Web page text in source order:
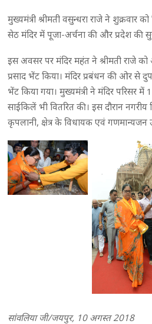
मुख्यमंत्री श्रीमती वसुन्धरा राजे ने शुक्रवार
सेठ मंदिर में पूजा-अर्चना की और प्रदेश की
इस अवसर पर मंदिर महंत ने श्रीमती राजे
प्रसाद भेंट किया। मंदिर प्रबंधन की ओर से
भेंट किया गया। मुख्यमंत्री ने मंदिर परिसर में
साईकिलें भी वितरित की। इस दौरान नगरीय
कृपलानी, क्षेत्र के विधायक एवं गणमान्यजन
सांवलिया जी/जयपुर, 10 अगस्त 2018